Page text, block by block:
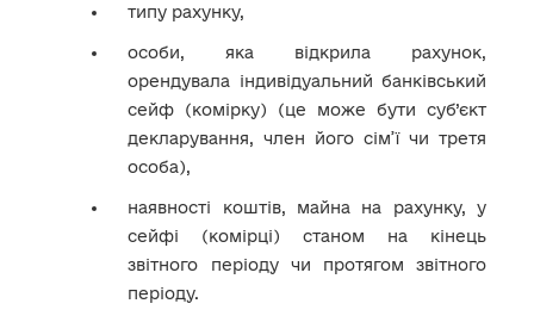
типу рахунку,
особи, яка відкрила рахунок,
орендувала індивідуальний банківський
сейф (комірку) (це може бути суб’єкт
декларування, член його сім’ї чи третя
особа),
наявності коштів, майна на рахунку, у
сейфі (комірці) станом на кінець
звітного періоду чи протягом звітного
періоду.